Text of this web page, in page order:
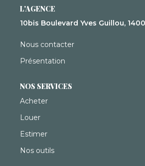
Actualités
L'AGENCE
10bis Boulevard Yves Guillou,
Nous contacter
Présentation
NOS SERVICES
Acheter
Louer
Estimer
Nos outils